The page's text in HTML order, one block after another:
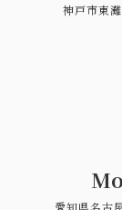
神戸市東